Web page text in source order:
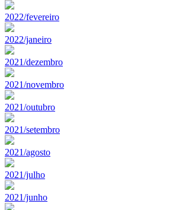
2022/fevereiro
2022/janeiro
2021/dezembro
2021/novembro
2021/outubro
2021/setembro
2021/agosto
2021/julho
2021/junho